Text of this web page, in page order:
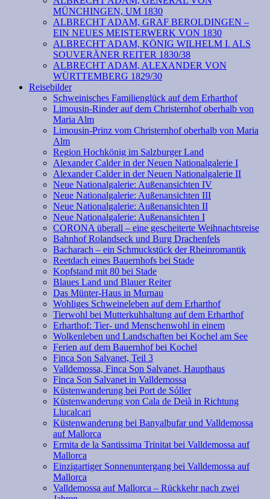
MÜNCHINGEN, UM 1830
ALBRECHT ADAM, GRAF BEROLDINGEN –
EIN NEUES MEISTERWERK VON 1830
ALBRECHT ADAM, KÖNIG WILHELM I. ALS
SOUVERÄNER REITER 1830/38
ALBRECHT ADAM, ALEXANDER VON
WÜRTTEMBERG 1829/30
Reisebilder
Schweinisches Familienglück auf dem Erharthof
Limousin-Rinder auf dem Christernhof oberhalb von
Maria Alm
Limousin-Prinz vom Christernhof oberhalb von Maria
Alm
Region Hochkönig im Salzburger Land
Alexander Calder in der Neuen Nationalgalerie I
Alexander Calder in der Neuen Nationalgalerie II
Neue Nationalgalerie: Außenansichten IV
Neue Nationalgalerie: Außenansichten III
Neue Nationalgalerie: Außenansichten II
Neue Nationalgalerie: Außenansichten I
CORONA überall – eine gescheiterte Weihnachtsreise
Bahnhof Rolandseck und Burg Drachenfels
Bacharach – ein Schmuckstück der Rheinromantik
Reetdach eines Bauernhofs bei Stade
Kopfstand mit 80 bei Stade
Blaues Land und Blauer Reiter
Das Münter-Haus in Murnau
Wohliges Schweineleben auf dem Erharthof
Tierwohl bei Mutterkuhhaltung auf dem Erharthof
Erharthof: Tier- und Menschenwohl in einem
Wolkenleben und Landschaften bei Kochel am See
Ferien auf dem Bauernhof bei Kochel
Finca Son Salvanet, Teil 3
Valldemossa, Finca Son Salvanet, Haupthaus
Finca Son Salvanet in Valldemossa
Küstenwanderung bei Port de Sóller
Küstenwanderung von Cala de Deià in Richtung
Llucalcari
Küstenwanderung bei Banyalbufar und Valldemossa
auf Mallorca
Ermita de la Santissima Trinitat bei Valldemossa auf
Mallorca
Einzigartiger Sonnenuntergang bei Valldemossa auf
Mallorca
Valldemossa auf Mallorca – Rückkehr nach zwei